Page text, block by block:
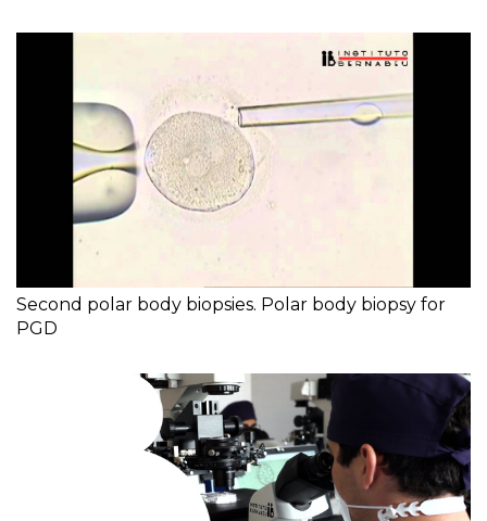
Second polar body biopsies. Polar body biopsy for
PGD